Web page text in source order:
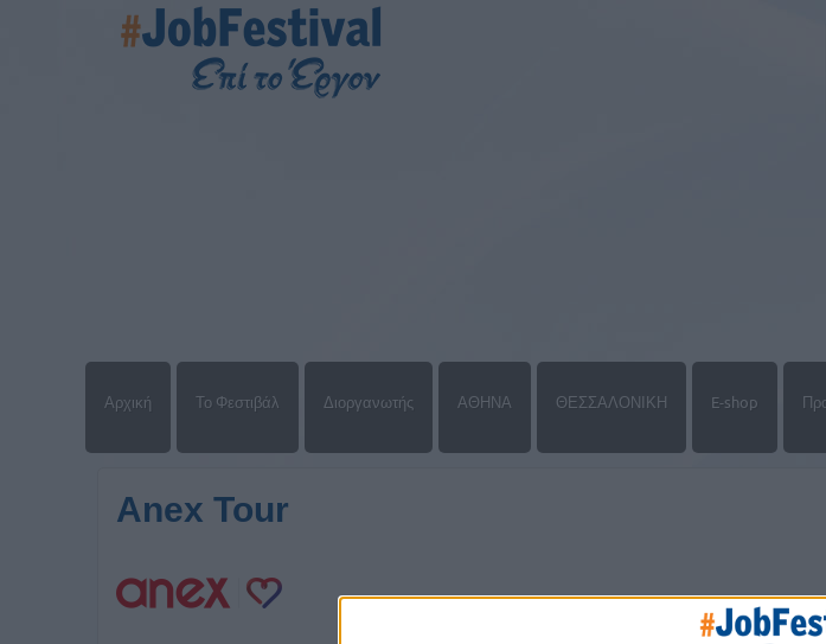
Αρχική Το Φεστιβάλ Διοργανωτής ΑΘΗΝΑ ΘΕΣΣΑΛΟΝΙΚΗ E-shop
Anex Tour